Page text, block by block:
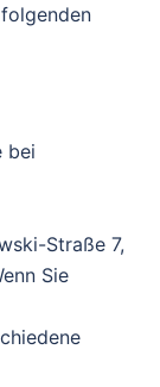
bei
Straße 7,
Sie